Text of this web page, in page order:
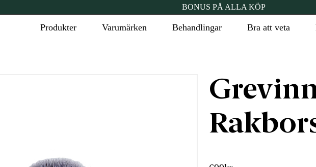
BONUS PÅ ALLA KÖP
Produkter Varumärken Behandlingar Bra att veta